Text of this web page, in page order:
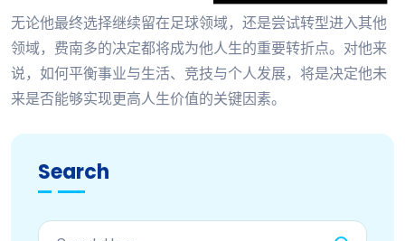
无论他最终选择继续留在足球领域，还是尝试转型进入其他
领域，费南多的决定都将成为他人生的重要转折点。对他来
说，如何平衡事业与生活、竞技与个人发展，将是决定他未
来是否能够实现更高人生价值的关键因素。
Search